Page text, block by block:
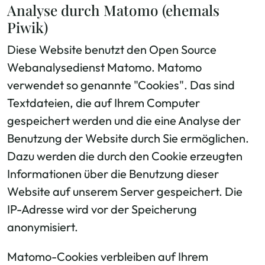
Analyse durch Matomo (ehemals
Piwik)
Diese Website benutzt den Open Source
Webanalysedienst Matomo. Matomo
verwendet so genannte "Cookies". Das sind
Textdateien, die auf Ihrem Computer
gespeichert werden und die eine Analyse der
Benutzung der Website durch Sie ermöglichen.
Dazu werden die durch den Cookie erzeugten
Informationen über die Benutzung dieser
Website auf unserem Server gespeichert. Die
IP-Adresse wird vor der Speicherung
anonymisiert.
Matomo-Cookies verbleiben auf Ihrem